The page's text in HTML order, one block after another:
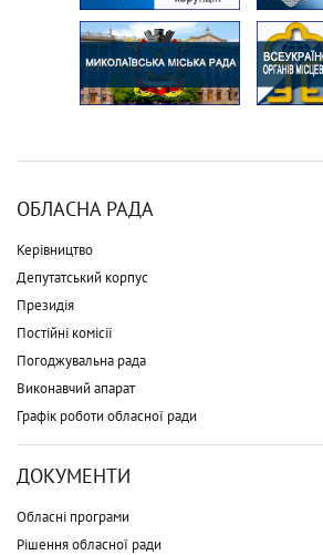
ОБЛАСНА РАДА
Керівництво
Депутатський корпус
Президія
Постійні комісії
Погоджувальна рада
Виконавчий апарат
Графік роботи обласної ради
ДОКУМЕНТИ
Обласні програми
Рішення обласної ради